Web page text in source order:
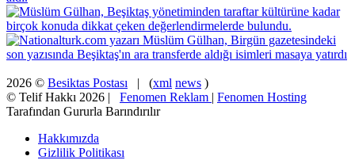
2026 © Besiktas Postası | (xml news )
© Telif Hakkı 2026 | Fenomen Reklam | Fenomen Hosting
Tarafından Gururla Barındırılır
Hakkımızda
Gizlilik Politikası